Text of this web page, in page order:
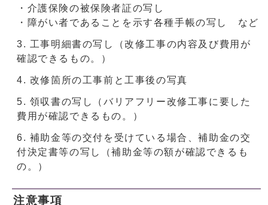
・介護保険の被保険者証の写し
・障がい者であることを示す各種手帳の写し など
工事明細書の写し（改修工事の内容及び費用が
確認できるもの。）
改修箇所の工事前と工事後の写真
領収書の写し（バリアフリー改修工事に要した
費用が確認できるもの。）
補助金等の交付を受けている場合、補助金の交
付決定書等の写し（補助金等の額が確認できるも
の。）
注意事項